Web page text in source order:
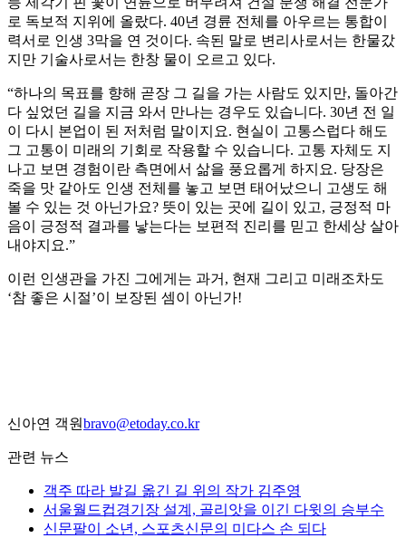
로 독보적 지위에 올랐다. 40년 경륜 전체를 아우르는 통합이
력서로 인생 3막을 연 것이다. 속된 말로 변리사로서는 한물갔
지만 기술사로서는 한창 물이 오르고 있다.
“하나의 목표를 향해 곧장 그 길을 가는 사람도 있지만, 돌아간
다 싶었던 길을 지금 와서 만나는 경우도 있습니다. 30년 전 일
이 다시 본업이 된 저처럼 말이지요. 현실이 고통스럽다 해도
그 고통이 미래의 기회로 작용할 수 있습니다. 고통 자체도 지
나고 보면 경험이란 측면에서 삶을 풍요롭게 하지요. 당장은
죽을 맛 같아도 인생 전체를 놓고 보면 태어났으니 고생도 해
볼 수 있는 것 아닌가요? 뜻이 있는 곳에 길이 있고, 긍정적 마
음이 긍정적 결과를 낳는다는 보편적 진리를 믿고 한세상 살아
내야지요.”
이런 인생관을 가진 그에게는 과거, 현재 그리고 미래조차도
‘참 좋은 시절’이 보장된 셈이 아닌가!
신아연 객원bravo@etoday.co.kr
관련 뉴스
객주 따라 발길 옮긴 길 위의 작가 김주영
서울월드컵경기장 설계, 골리앗을 이긴 다윗의 승부수
신문팔이 소년, 스포츠신문의 미다스 손 되다